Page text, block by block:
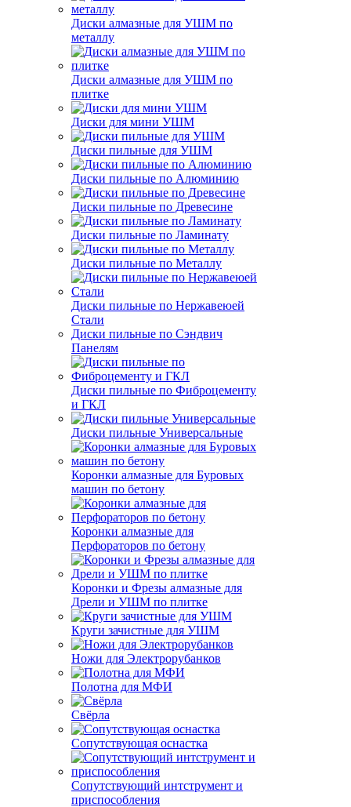
Диски алмазные для УШМ по
металлу
Диски алмазные для УШМ по
плитке
Диски для мини УШМ
Диски пильные для УШМ
Диски пильные по Алюминию
Диски пильные по Древесине
Диски пильные по Ламинату
Диски пильные по Металлу
Диски пильные по Нержавеюей
Стали
Диски пильные по Сэндвич
Панелям
Диски пильные по Фиброцементу
и ГКЛ
Диски пильные Универсальные
Коронки алмазные для Буровых
машин по бетону
Коронки алмазные для
Перфораторов по бетону
Коронки и Фрезы алмазные для
Дрели и УШМ по плитке
Круги зачистные для УШМ
Ножи для Электрорубанков
Полотна для МФИ
Свёрла
Сопутствующая оснастка
Сопутствующий интструмент и
приспособления